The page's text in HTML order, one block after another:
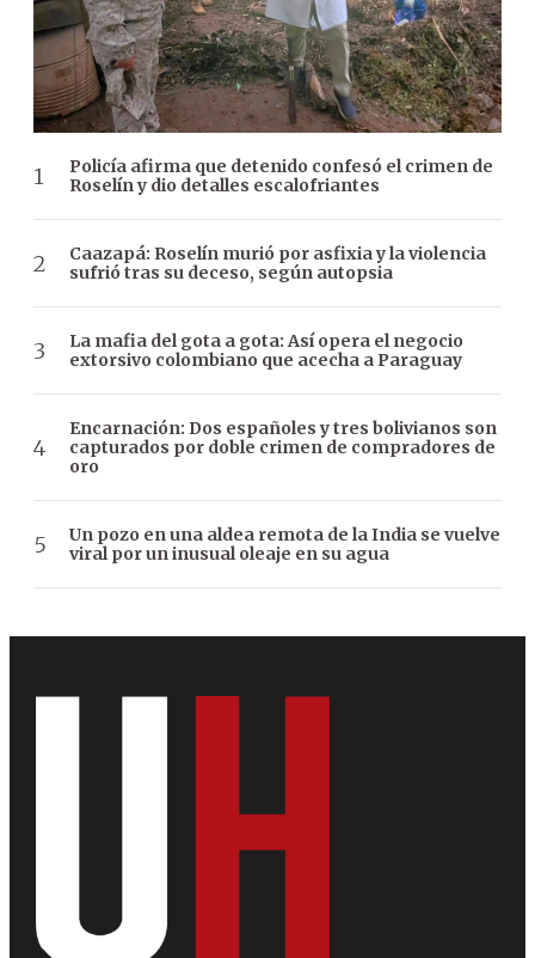
Policía afirma que detenido confesó el crimen de
Roselín y dio detalles escalofriantes
Caazapá: Roselín murió por asfixia y la violencia
sufrió tras su deceso, según autopsia
La mafia del gota a gota: Así opera el negocio
extorsivo colombiano que acecha a Paraguay
Encarnación: Dos españoles y tres bolivianos son
capturados por doble crimen de compradores de
oro
Un pozo en una aldea remota de la India se vuelve
viral por un inusual oleaje en su agua